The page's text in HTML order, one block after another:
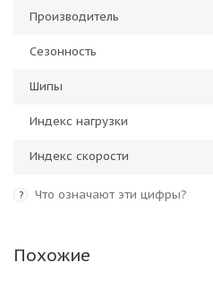
Производитель
Сезонность
Шипы
Индекс нагрузки
Индекс скорости
? Что означают эти цифры?
Похожие